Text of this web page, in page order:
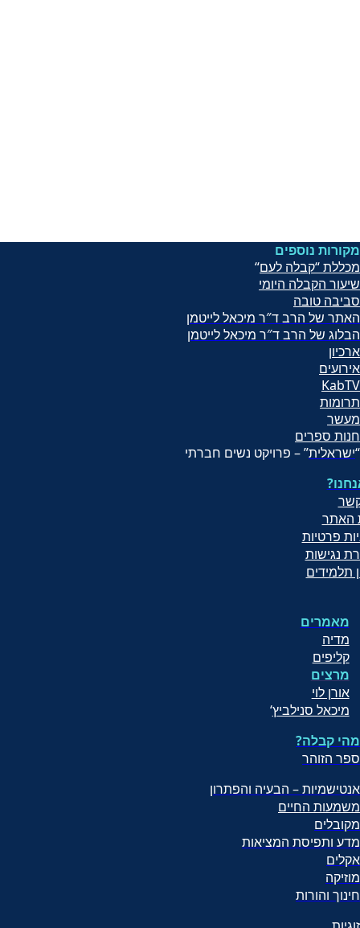
מקורות נוספים
“מכללת “קבלה לעם
שיעור הקבלה היומי
סביבה טובה
האתר של הרב ד″ר מיכאל לייטמן
הבלוג של הרב ד″ר מיכאל לייטמן
ארכיון
אירועים
KabTV
תרומות
מעשר
חנות ספרים
“ישראלית” – פרויקט נשים חברתי
האתר
פרטיות
נגישות
תלמידים
מאמרים
מדיה
קליפים
מרצים
אורן לוי
מיכאל סנילביץ‘
מהי קבלה?
ספר הזוהר
אנטישמיות – הבעיה והפתרון
משמעות החיים
מקובלים
מדע ותפיסת המציאות
אקלים
מוזיקה
חינוך והורות